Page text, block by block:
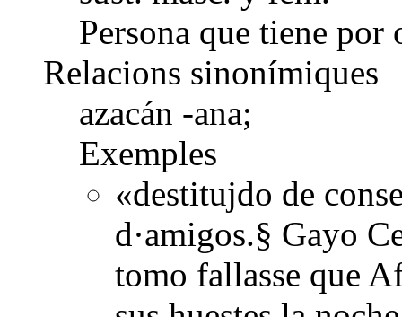
Persona que tiene
Relacions sinonímiques
azacán -ana;
Exemples
«destitujdo de
d·amigos.§ Gayo
tomo fallasse que